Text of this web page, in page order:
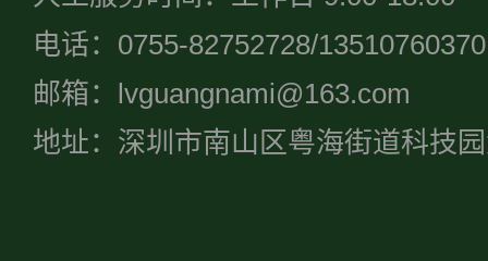
电话：0755-82752728/13510760370
邮箱：lvguangnami@163.com
地址：深圳市南山区粤海街道科技